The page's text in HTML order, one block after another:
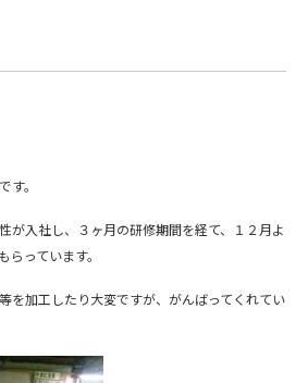
す。
が入社し、３ヶ月の研修期間を経て、１２月よ
らっています。
を加工したり大変ですが、がんばってくれてい